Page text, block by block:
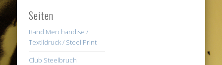
Seiten
Band Merchandise /
Textildruck / Steel Print
Club Steelbruch